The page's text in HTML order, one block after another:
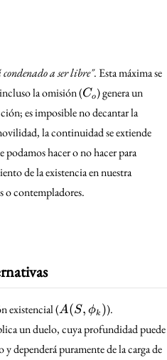
a ser libre". Esta máxima se
la omisión (C_o
Co) genera un
es imposible no decantar la
la continuidad se extiende
podamos hacer o no hacer para
de la existencia en nuestra
o contempladores.
existencial ( A(S,
\phi_k)
A(S, ϕk )).
un duelo, cuya profundidad puede
dependerá puramente de la carga de